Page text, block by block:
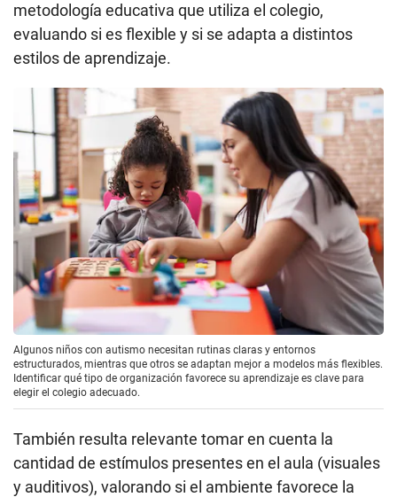
metodología educativa que utiliza el colegio,
evaluando si es flexible y si se adapta a distintos
estilos de aprendizaje.
Algunos niños con autismo necesitan rutinas claras y entornos
estructurados, mientras que otros se adaptan mejor a modelos más flexibles.
Identificar qué tipo de organización favorece su aprendizaje es clave para
elegir el colegio adecuado.
También resulta relevante tomar en cuenta la
cantidad de estímulos presentes en el aula (visuales
y auditivos), valorando si el ambiente favorece la